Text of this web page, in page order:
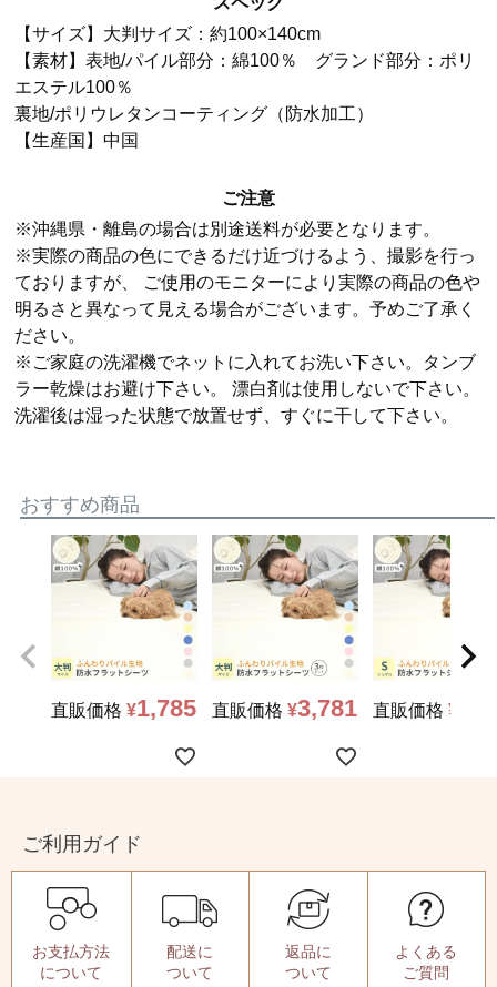
【サイズ】大判サイズ：約100×140cm
【素材】表地/パイル部分：綿100％ グランド部分：ポリ
エステル100％
裏地/ポリウレタンコーティング（防水加工）
【生産国】中国
ご注意
※沖縄県・離島の場合は別途送料が必要となります。
※実際の商品の色にできるだけ近づけるよう、撮影を行っ
ておりますが、 ご使用のモニターにより実際の商品の色や
明るさと異なって見える場合がございます。予めご了承く
ださい。
※ご家庭の洗濯機でネットに入れてお洗い下さい。タンブ
ラー乾燥はお避け下さい。 漂白剤は使用しないで下さい。
洗濯後は湿った状態で放置せず、すぐに干して下さい。
おすすめ商品
直販価格 ¥1,785 直販価格 ¥3,781 直販価格 ¥
ご利用ガイド
お支払方法
について
配送に
ついて
返品に
ついて
よくある
ご質問